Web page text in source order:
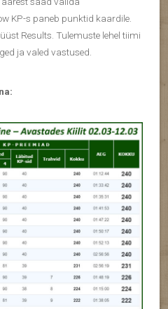
KP-s paneb punktid kaardile.
Results. Tulemuste lehel tiimi
ja valed vastused.